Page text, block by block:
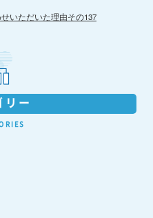
いただいた理由その137
リー